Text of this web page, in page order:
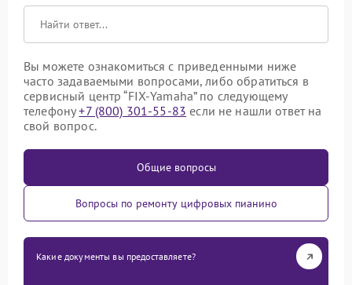
Вы можете ознакомиться с приведенными ниже
часто задаваемыми вопросами, либо обратиться в
сервисный центр “FIX-Yamaha” по следующему
телефону+7 (800) 301-55-83 если не нашли ответ на
свой вопрос.
Общие вопросы
Вопросы по ремонту цифровых пианино
Какие документы вы предоставляете?